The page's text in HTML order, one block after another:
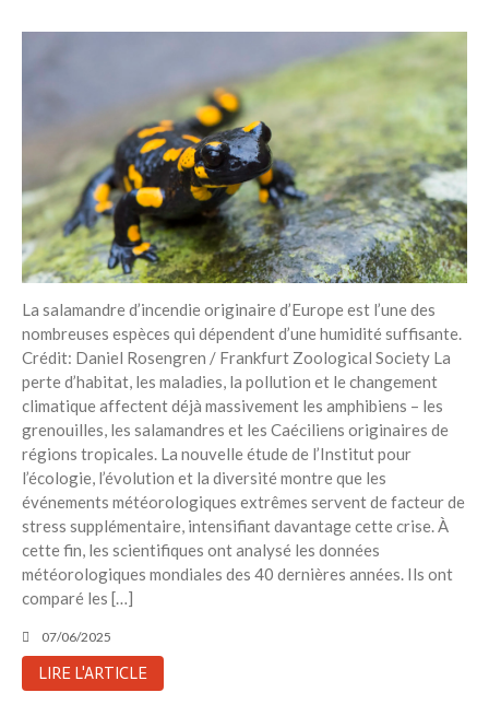
La salamandre d’incendie originaire d’Europe est l’une des
nombreuses espèces qui dépendent d’une humidité suffisante.
Crédit: Daniel Rosengren / Frankfurt Zoological Society La
perte d’habitat, les maladies, la pollution et le changement
climatique affectent déjà massivement les amphibiens – les
grenouilles, les salamandres et les Caéciliens originaires de
régions tropicales. La nouvelle étude de l’Institut pour
l’écologie, l’évolution et la diversité montre que les
événements météorologiques extrêmes servent de facteur de
stress supplémentaire, intensifiant davantage cette crise. À
cette fin, les scientifiques ont analysé les données
météorologiques mondiales des 40 dernières années. Ils ont
comparé les […]
07/06/2025
LIRE L'ARTICLE